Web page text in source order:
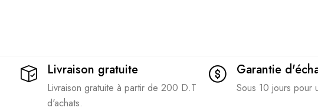
Livraison gratuite
Livraison gratuite à partir de 200 D.T
d'achats.
Garantie
Sous 10 jours pour